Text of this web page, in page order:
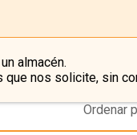
almacén.
nos solicite, sin
Ordenar